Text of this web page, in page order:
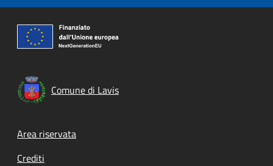
Comune di Lavis
Footer menu
Area riservata
Crediti